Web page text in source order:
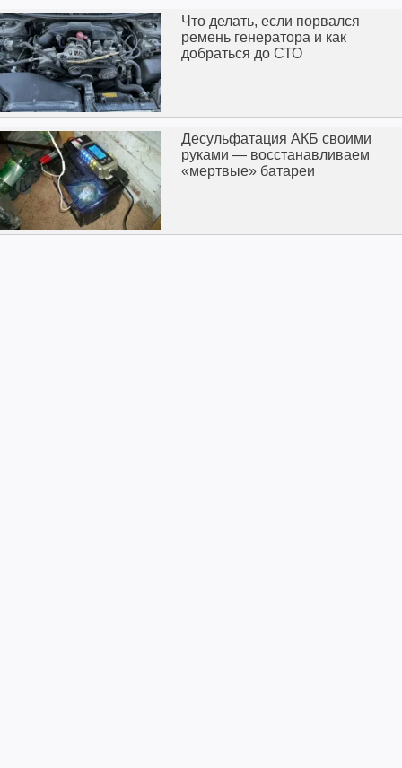
Что делать, если порвался
ремень генератора и как
добраться до СТО
Десульфатация АКБ своими
руками — восстанавливаем
«мертвые» батареи